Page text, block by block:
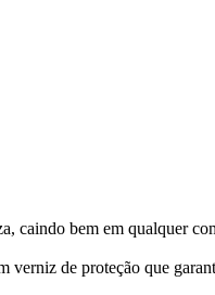
bem em qualquer
de proteção que